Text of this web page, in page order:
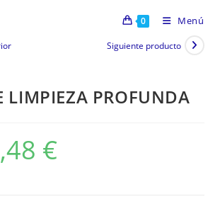
0 Menú
Siguiente producto
LIMPIEZA PROFUNDA
€